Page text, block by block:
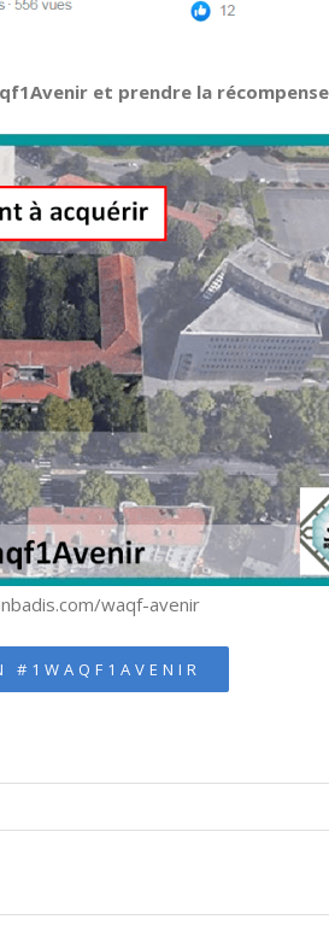
et prendre la
waqf-avenir
#1WAQF1AVENIR